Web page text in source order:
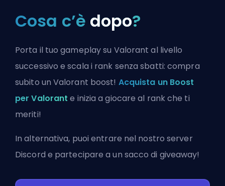
Cosa c’è dopo?
Porta il tuo gameplay su Valorant al livello
successivo e scala i rank senza sbatti: compra
subito un Valorant boost! Acquista un Boost
per Valorant e inizia a giocare al rank che ti
meriti!
In alternativa, puoientrare nel nostro server
Discord e partecipare a un sacco di giveaway!